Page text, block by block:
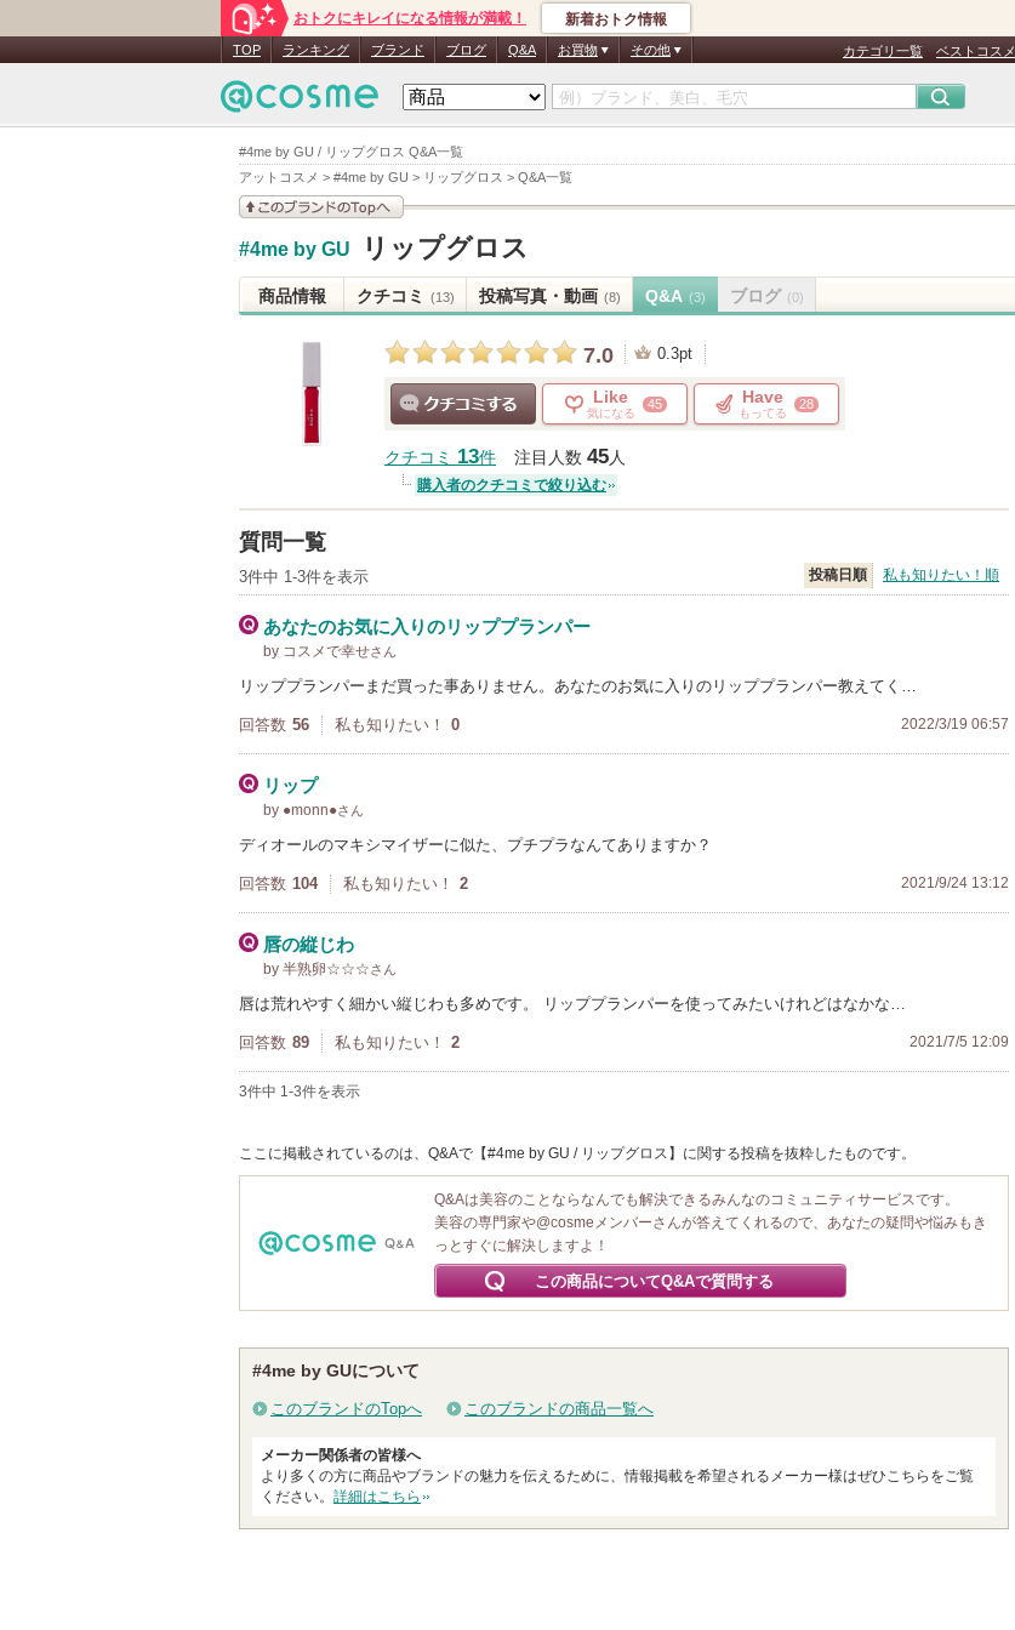
#4me by GU / リップグロス Q&A一覧
アットコスメ > #4me by GU > リップグロス > Q&A一覧
おトクにキレイになる情報が満載！ 新着おトク情報
TOP ランキング ブランド ブログ Q&A お買物 その他 カテゴリ一覧 ベストコスメ
このブランドの情報を
#4me by GU リップグロス
商品情報 クチコミ (13) 投稿写真・動画 (8) Q&A (3) ブログ (0)
7.0 0.3pt
Like
気になる
45 Have
もってる
28
クチコミ 13件 注目人数 45人
購入者のクチコミで絞り込む
質問一覧
3件中 1-3件を表示 投稿日順 私も知りたい！順
あなたのお気に入りのリッププランパー
by コスメで幸せさん
リッププランパーまだ買った事ありません。あなたのお気に入りのリッププランパー教えてく…
回答数 56 私も知りたい！ 0 2022/3/19 06:57
リップ
by ●monn●さん
ディオールのマキシマイザーに似た、プチプラなんてありますか？
回答数 104 私も知りたい！ 2 2021/9/24 13:12
唇の縦じわ
by 半熟卵☆☆☆さん
唇は荒れやすく細かい縦じわも多めです。 リッププランパーを使ってみたいけれどはなかな…
回答数 89 私も知りたい！ 2 2021/7/5 12:09
3件中 1-3件を表示
ここに掲載されているのは、Q&Aで【#4me by GU / リップグロス】に関する投稿を抜粋したものです。
Q&Aは美容のことならなんでも解決できるみんなのコミュニティサービスです。
美容の専門家や@cosmeメンバーさんが答えてくれるので、あなたの疑問や悩みもき
っとすぐに解決しますよ！
この商品についてQ&Aで質問する
#4me by GUについて
このブランドのTopへ このブランドの商品一覧へ
メーカー関係者の皆様へ
より多くの方に商品やブランドの魅力を伝えるために、情報掲載を希望されるメーカー様はぜひこちらをご覧
ください。 詳細はこちら